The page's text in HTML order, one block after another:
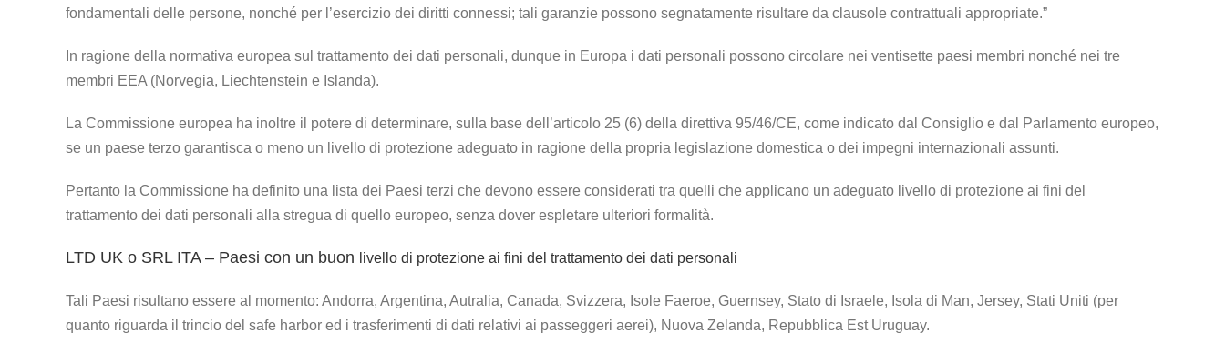
fondamentali delle persone, nonché per l’esercizio dei diritti connessi; tali garanzie possono segnatamente risultare da clausole contrattuali appropriate.”
In ragione della normativa europea sul trattamento dei dati personali, dunque in Europa i dati personali possono circolare nei ventisette paesi membri nonché nei tre
membri EEA (Norvegia, Liechtenstein e Islanda).
La Commissione europea ha inoltre il potere di determinare, sulla base dell’articolo 25 (6) della direttiva 95/46/CE, come indicato dal Consiglio e dal Parlamento europeo,
se un paese terzo garantisca o meno un livello di protezione adeguato in ragione della propria legislazione domestica o dei impegni internazionali assunti.
Pertanto la Commissione ha definito una lista dei Paesi terzi che devono essere considerati tra quelli che applicano un adeguato livello di protezione ai fini del
trattamento dei dati personali alla stregua di quello europeo, senza dover espletare ulteriori formalità.
LTD UK o SRL ITA – Paesi con un buon livello di protezione ai fini del trattamento dei dati personali
Tali Paesi risultano essere al momento: Andorra, Argentina, Autralia, Canada, Svizzera, Isole Faeroe, Guernsey, Stato di Israele, Isola di Man, Jersey, Stati Uniti (per
quanto riguarda il trincio del safe harbor ed i trasferimenti di dati relativi ai passeggeri aerei), Nuova Zelanda, Repubblica Est Uruguay.